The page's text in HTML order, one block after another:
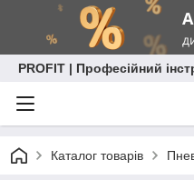
PROFIT | Професійний
Каталог товарів